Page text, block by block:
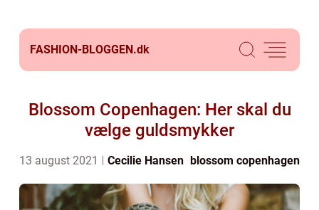
FASHION-BLOGGEN.dk
Blossom Copenhagen: Her skal du
vælge guldsmykker
13 august 2021 Cecilie Hansen blossom copenhagen